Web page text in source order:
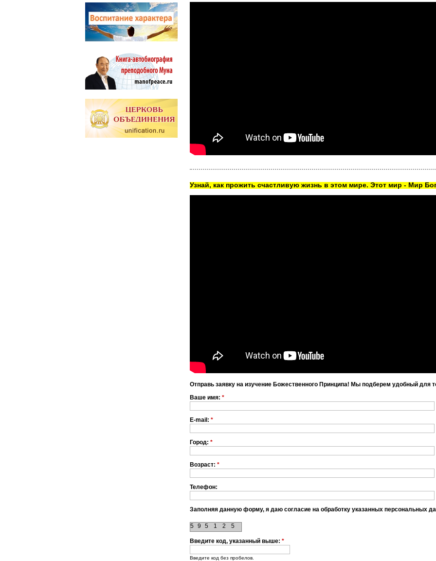
Узнай, как прожить счастливую жизнь в этом мире. Этот мир - Мир
Отправь заявку на изучение Божественного Принципа! Мы подберем удобный для
Ваше имя: *
E-mail: *
Город: *
Возраст: *
Телефон:
Заполняя данную форму, я даю согласие на обработку указанных персональных
5 9 5
2
1
5
Введите код, указанный выше: *
Введите код без пробелов.